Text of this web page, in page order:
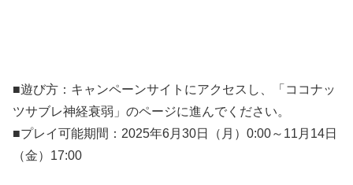
■遊び方：キャンペーンサイトにアクセスし、「ココナッ
ツサブレ神経衰弱」のページに進んでください。
■プレイ可能期間：2025年6月30日（月）0:00～11月14日
（金）17:00